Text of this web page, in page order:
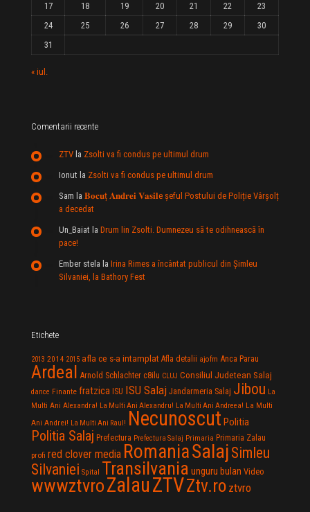
17
18 19 20 21 22
23
24
25 26 27 28 29
30
31
« iul.
Comentarii recente
ZTV la Zsolti va fi condus pe ultimul drum
Ionut la Zsolti va fi condus pe ultimul drum
Sam la 𝐁𝐨𝐜𝐮ț 𝐀𝐧𝐝𝐫𝐞𝐢 𝐕𝐚𝐬𝐢𝐥e şeful Postului de Poliție Vârșolț
a decedat
Un_Baiat la Drum lin Zsolti. Dumnezeu sã te odihneascã în
pace!
Ember stela la Irina Rimes a încântat publicul din Şimleu
Silvaniei, la Bathory Fest
Etichete
2013 2014 2015 afla ce s-a intamplat Afla detalii ajofm Anca Parau
Ardeal Arnold Schlachter c8ilu CLUJ Consiliul Judetean Salaj
dance Finante fratzica ISU ISU Salaj Jandarmeria Salaj Jibou La
Multi Ani Alexandra! La Multi Ani Alexandru! La Multi Ani Andreea! La Multi
Ani Andrei! La Multi Ani Raul! Necunoscut Politia
Politia Salaj Prefectura Prefectura Salaj Primaria Primaria Zalau
profi red clover media RomaniaSalaj Simleu
Silvaniei Spital Transilvania unguru bulan Video
wwwztvroZalauZTVZtv.ro ztvro